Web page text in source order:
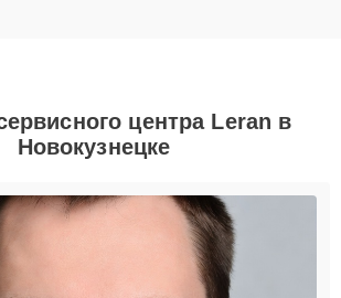
центра Leran в
Новокузнецке